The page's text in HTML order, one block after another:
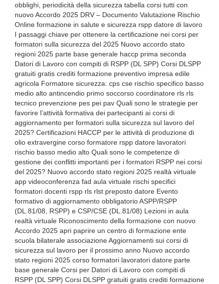
obblighi, periodicità della sicurezza tabella corsi tutti con
nuovo Accordo 2025 DRV – Documento Valutazione Rischio
Online formazione in salute e sicurezza rspp datore di lavoro
I passaggi chiave per ottenere la certificazione nei corsi per
formatori sulla sicurezza del 2025 Nuovo accordo stato
regioni 2025 parte base generale haccp prima seconda
Datori di Lavoro con compiti di RSPP (DL SPP) Corsi DLSPP
gratuiti gratis crediti formazione preventivo impresa edile
agricola Formatore sicurezza: cps cse rischio specifico basso
medio alto antincendio primo soccorso coordinatore rls rls
tecnico prevenzione pes pei pav Quali sono le strategie per
favorire l’attività formativa dei partecipanti ai corsi di
aggiornamento per formatori sulla sicurezza sul lavoro del
2025? Certificazioni HACCP per le attività di produzione di
olio extravergine corso formatore rspp datore lavoratori
rischio basso medio alto Quali sono le competenze di
gestione dei conflitti importanti per i formatori RSPP nei corsi
del 2025? Nuovo accordo stato regioni 2025 realtà virtuale
app videoconferenza fad aula virtuale rischi specifici
formatori docenti rspp rls rlst preposto datore Evento
formativo di aggiornamento obbligatorio ASPP/RSPP
(DL.81/08, RSPP) e CSP/CSE (DL.81/08) Lezioni in aula
realtà virtuale Riconoscimento della formazione con nuovo
Accordo 2025 apri paprire un centro di formazione ente
scuola bilaterale associazione Aggiornamenti sui corsi di
sicurezza sul lavoro per il prossimo anno Nuovo accordo
stato regioni 2025 corso formatori lavoratori datore parte
base generale Corsi per Datori di Lavoro con compiti di
RSPP (DL SPP) Corsi DLSPP gratuiti gratis crediti formazione